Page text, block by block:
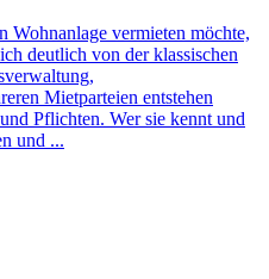
Wohnanlage vermieten möchte,
deutlich von der klassischen
Mietparteien entstehen
Pflichten. Wer sie kennt und
und ...